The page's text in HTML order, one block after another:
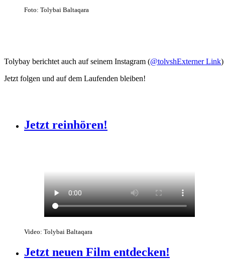
Foto: Tolybai Baltaqara
Tolybay berichtet auch auf seinem Instagram (@tolvshExterner Link)
Jetzt folgen und auf dem Laufenden bleiben!
Jetzt reinhören!
Video: Tolybai Baltaqara
Jetzt neuen Film entdecken!